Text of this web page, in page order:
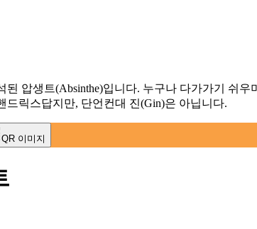
된 압생트(Absinthe)입니다. 누구나 다가가기 쉬
드릭스답지만, 단언컨대 진(Gin)은 아닙니다.
QR 이미지